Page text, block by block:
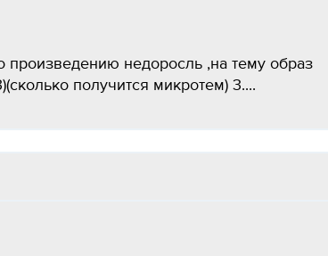
недоросль ,на тему образ
получится микротем) 3....